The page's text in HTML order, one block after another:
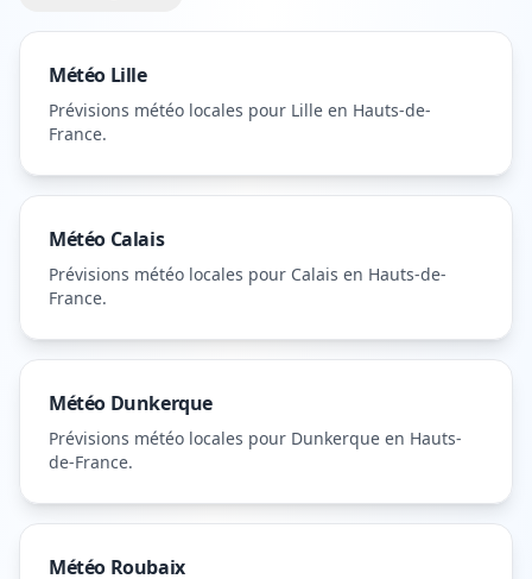
Météo Lille
Prévisions météo locales pour Lille en Hauts-de-
France.
Météo Calais
Prévisions météo locales pour Calais en Hauts-de-
France.
Météo Dunkerque
Prévisions météo locales pour Dunkerque en Hauts-
de-France.
Météo Roubaix